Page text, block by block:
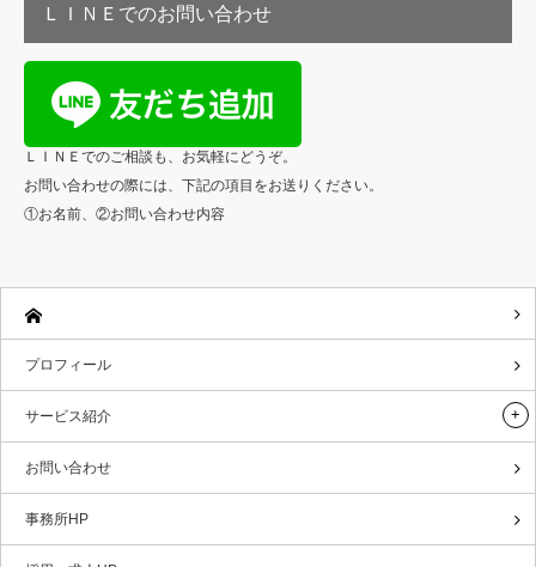
ＬＩＮＥでのお問い合わせ
ＬＩＮＥでのご相談も、お気軽にどうぞ。
お問い合わせの際には、下記の項目をお送りください。
①お名前、②お問い合わせ内容
プロフィール
サービス紹介
お問い合わせ
事務所HP